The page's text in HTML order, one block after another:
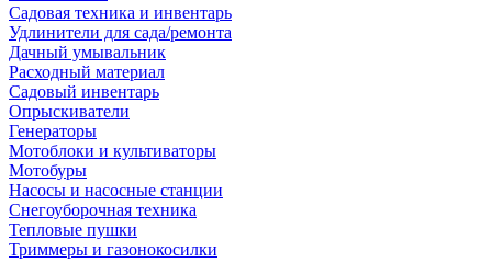
Садовая техника и инвентарь
Удлинители для сада/ремонта
Дачный умывальник
Расходный материал
Садовый инвентарь
Опрыскиватели
Генераторы
Мотоблоки и культиваторы
Мотобуры
Насосы и насосные станции
Снегоуборочная техника
Тепловые пушки
Триммеры и газонокосилки